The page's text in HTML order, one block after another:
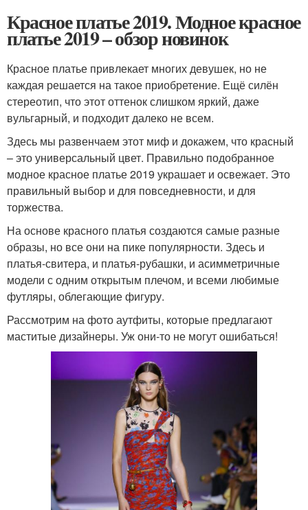
Красное платье 2019. Модное красное
платье 2019 – обзор новинок
Красное платье привлекает многих девушек, но не
каждая решается на такое приобретение. Ещё силён
стереотип, что этот оттенок слишком яркий, даже
вульгарный, и подходит далеко не всем.
Здесь мы развенчаем этот миф и докажем, что красный
– это универсальный цвет. Правильно подобранное
модное красное платье 2019 украшает и освежает. Это
правильный выбор и для повседневности, и для
торжества.
На основе красного платья создаются самые разные
образы, но все они на пике популярности. Здесь и
платья-свитера, и платья-рубашки, и асимметричные
модели с одним открытым плечом, и всеми любимые
футляры, облегающие фигуру.
Рассмотрим на фото аутфиты, которые предлагают
маститые дизайнеры. Уж они-то не могут ошибаться!